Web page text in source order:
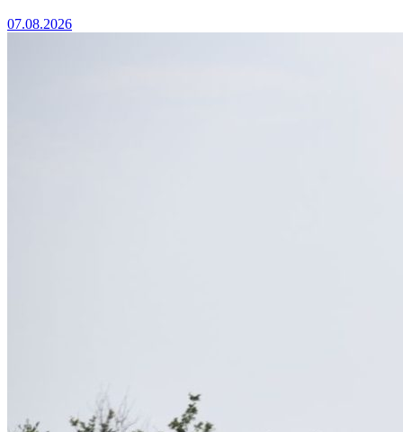
07.08.2026